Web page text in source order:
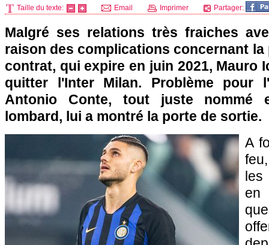
Taille du texte: Email Imprimer Partager:
Malgré ses relations très fraiches
raison des complications concernant
contrat, qui expire en juin 2021, Mauro
quitter l'Inter Milan. Problème pour
Antonio Conte, tout juste nommé
lombard, lui a montré la porte de sortie.
A
les